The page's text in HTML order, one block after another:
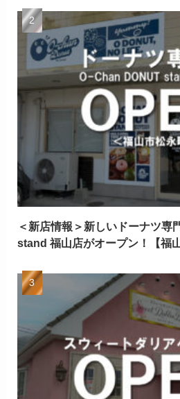
＜新店情報＞新しいドーナツ専
stand 福山店がオープン！【福